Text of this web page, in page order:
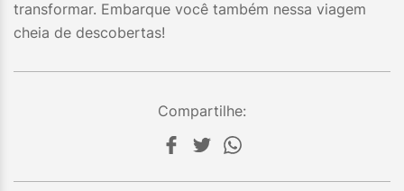
transformar. Embarque você também nessa viagem
cheia de descobertas!
Compartilhe: